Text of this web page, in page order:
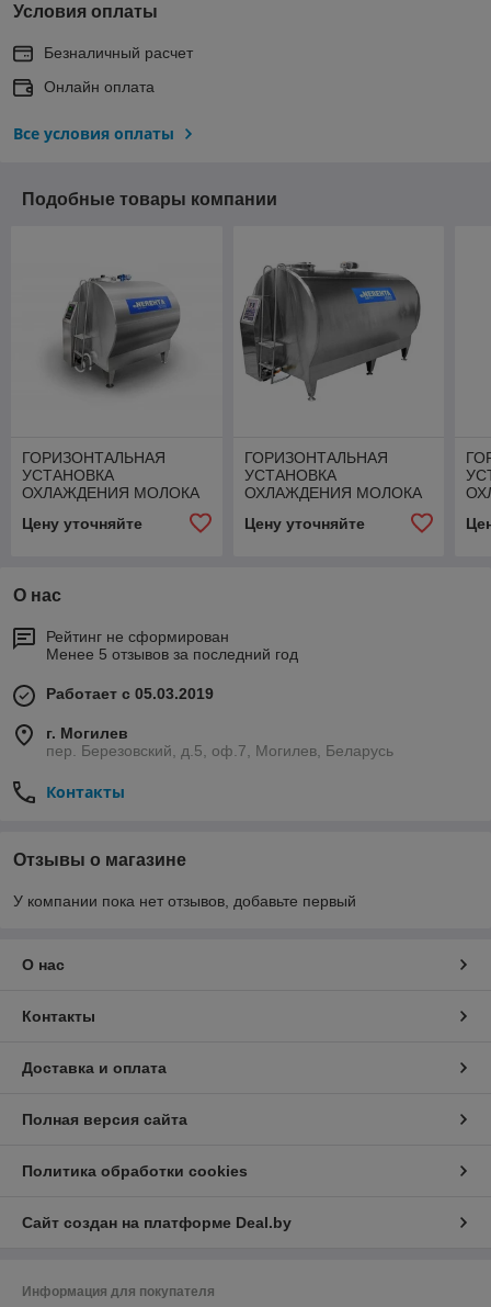
Условия оплаты
Безналичный расчет
Онлайн оплата
Все условия оплаты
Подобные товары компании
ГОРИЗОНТАЛЬНАЯ
УСТАНОВКА
ОХЛАЖДЕНИЯ МОЛОКА
УОМЗТ 2000
Цену уточняйте
ГОРИЗОНТАЛЬНАЯ
УСТАНОВКА
ОХЛАЖДЕНИЯ МОЛОКА
УОМЗТ 4000
Цену уточняйте
О нас
Рейтинг не сформирован
Менее 5 отзывов за последний год
Работает с 05.03.2019
г. Могилев
пер. Березовский, д.5, оф.7, Могилев, Беларусь
Контакты
Отзывы о магазине
У компании пока нет отзывов, добавьте первый
О нас
Контакты
Доставка и оплата
Полная версия сайта
Политика обработки cookies
Сайт создан на платформе Deal.by
Информация для покупателя